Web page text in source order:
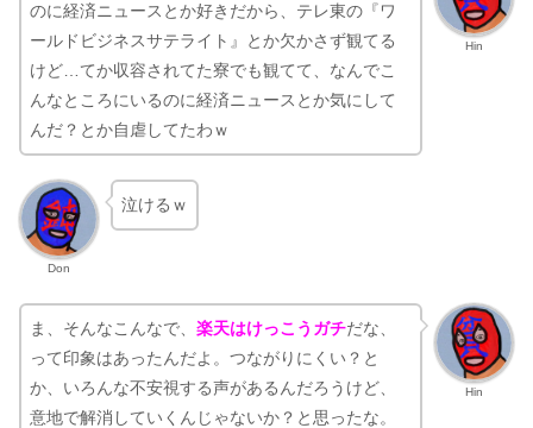
Hin
のに経済ニュースとか好きだから、テレ東の『ワ
ールドビジネスサテライト』とか欠かさず観てる
けど…てか収容されてた寮でも観てて、なんでこ
んなところにいるのに経済ニュースとか気にして
んだ？とか自虐してたわｗ
Don
泣けるｗ
Hin
ま、そんなこんなで、 楽天はけっこうガチだな、
って印象はあったんだよ。つながりにくい？と
か、いろんな不安視する声があるんだろうけど、
意地で解消していくんじゃないか？と思ったな。